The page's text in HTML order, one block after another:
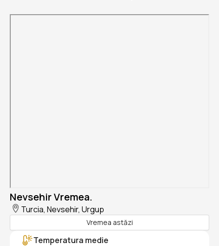
Nevsehir Vremea.
Turcia, Nevsehir, Urgup
Vremea astăzi
Temperatura medie